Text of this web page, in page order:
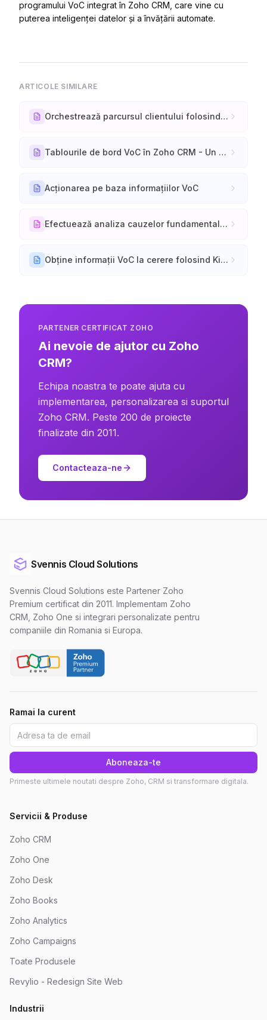
programului VoC integrat în Zoho CRM, care vine cu
puterea inteligenței datelor și a învățării automate.
ARTICOLE SIMILARE
Orchestrează parcursul clientului folosind CommandCenter în Zoho CRM
Tablourile de bord VoC în Zoho CRM - Un studiu detaliat
Acționarea pe baza informațiilor VoC
Efectuează analiza cauzelor fundamentale în VoC
Obține informații VoC la cerere folosind Kiosk
PARTENER CERTIFICAT ZOHO
Ai nevoie de ajutor cu Zoho
CRM?
Echipa noastra te poate ajuta cu
implementarea, personalizarea si suportul
Zoho CRM. Peste 200 de proiecte
finalizate din 2011.
Contacteaza-ne
Svennis Cloud Solutions
Svennis Cloud Solutions este Partener Zoho
Premium certificat din 2011. Implementam Zoho
CRM, Zoho One si integrari personalizate pentru
companiile din Romania si Europa.
Ramai la curent
Aboneaza-te
Primeste ultimele noutati despre Zoho, CRM si transformare digitala.
Servicii & Produse
Zoho CRM
Zoho One
Zoho Desk
Zoho Books
Zoho Analytics
Zoho Campaigns
Toate Produsele
Revylio - Redesign Site Web
Industrii